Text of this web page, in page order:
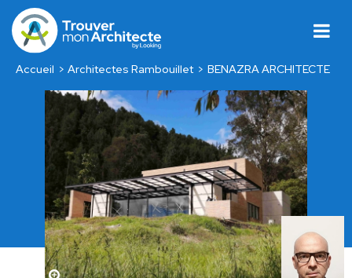
Accueil Architectes Rambouillet BENAZRA ARCHITECTE